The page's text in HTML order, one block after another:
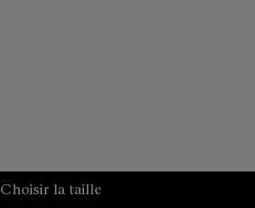
Choisir la taille